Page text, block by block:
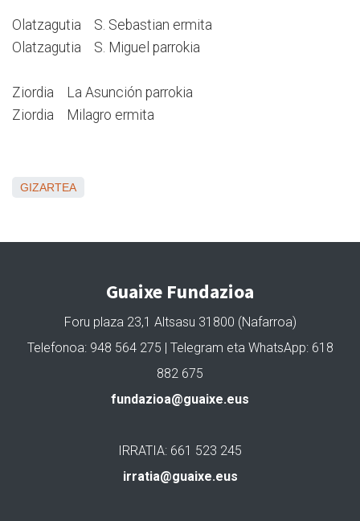
Olatzagutia S. Sebastian ermita
Olatzagutia S. Miguel parrokia
Ziordia La Asunción parrokia
Ziordia Milagro ermita
GIZARTEA
Guaixe Fundazioa
Foru plaza 23,1 Altsasu 31800 (Nafarroa)
Telefonoa: 948 564 275 | Telegram eta WhatsApp: 618
882 675
fundazioa@guaixe.eus
IRRATIA: 661 523 245
irratia@guaixe.eus